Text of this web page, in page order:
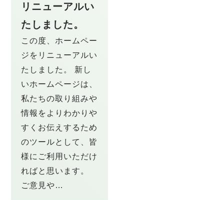
リニューアルい
たしました。
この度、ホームペー
ジをリニューアルい
たしました。 新し
いホームページは、
私たちの取り組みや
情報をよりわかりや
すくお伝えするため
のツールとして、皆
様にご利用いただけ
ればと思います。
ご意見や…